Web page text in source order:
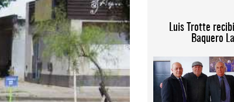
Luis Trotte
Baquero